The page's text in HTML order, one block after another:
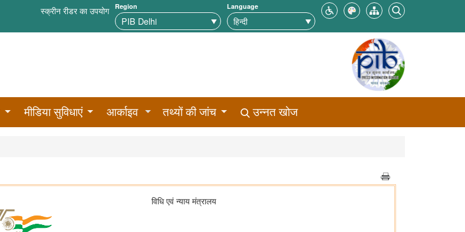
स्क्रीन रीडर का उपयोग Region Language
मीडिया सुविधाएं आर्काइव तथ्यों की जांच उन्नत खोज